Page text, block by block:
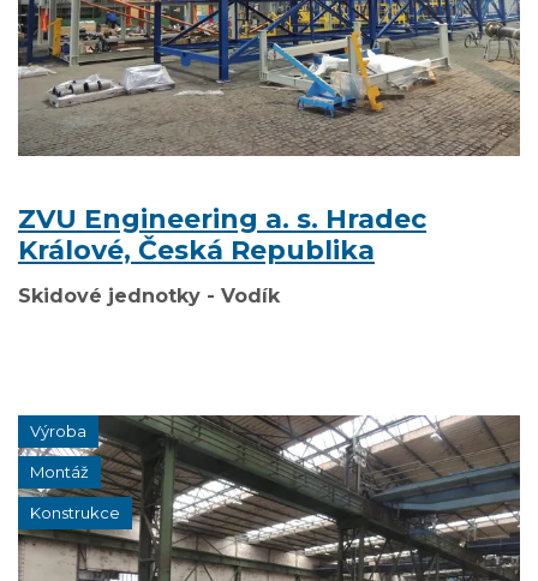
ZVU Engineering a. s. Hradec
Králové, Česká Republika
Skidové jednotky - Vodík
Výroba
Montáž
Konstrukce